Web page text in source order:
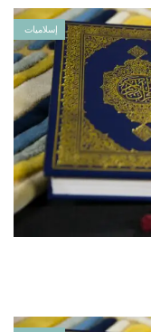
إسلاميات